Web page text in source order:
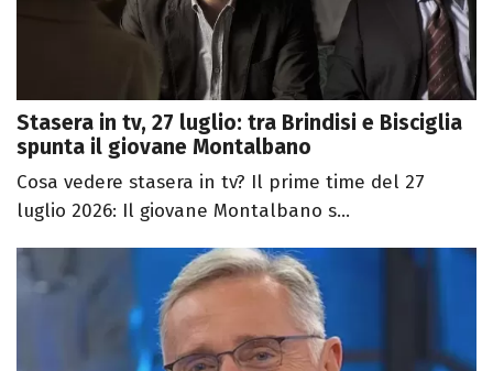
Stasera in tv, 27 luglio: tra Brindisi e Bisciglia
spunta il giovane Montalbano
Cosa vedere stasera in tv? Il prime time del 27
luglio 2026: Il giovane Montalbano s...